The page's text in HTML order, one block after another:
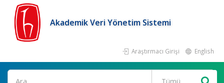
Akademik Veri Yönetim Sistemi
Araştırmacı Girişi English
Ara